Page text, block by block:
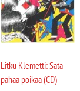
Litku Klemetti: Sata
pahaa poikaa (CD)